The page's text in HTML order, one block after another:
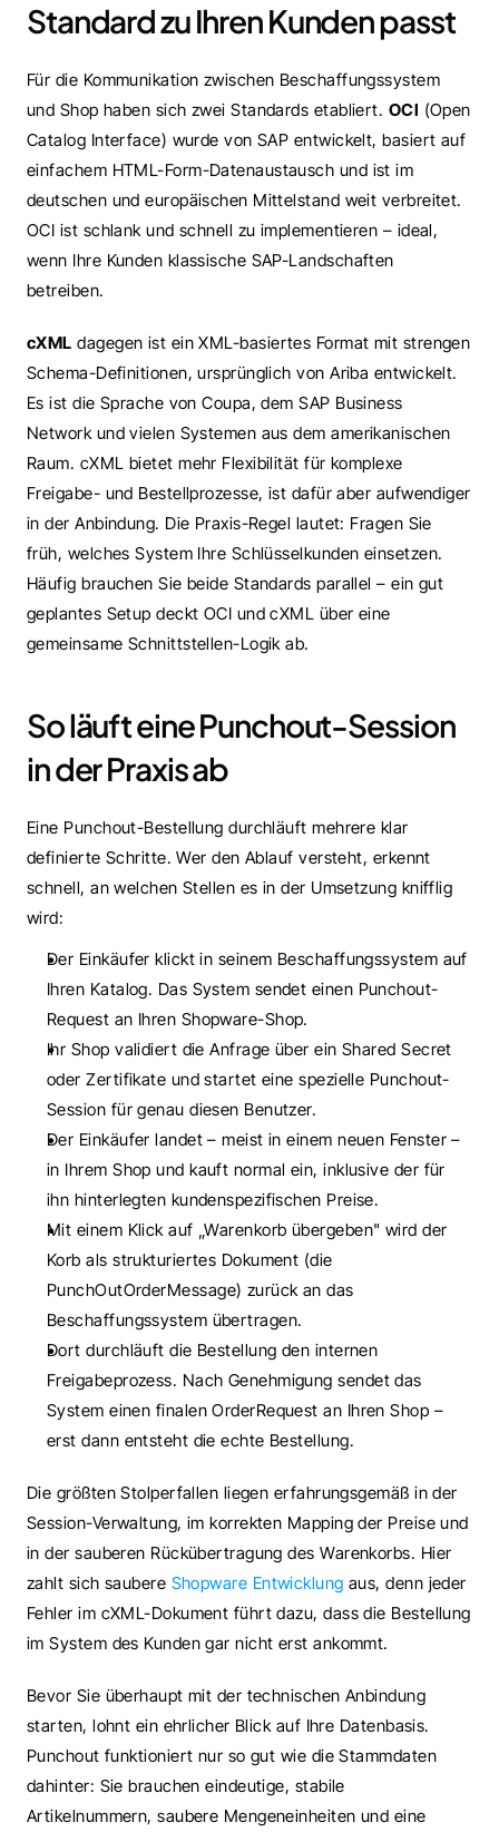
Standard zu Ihren Kunden passt
Für die Kommunikation zwischen Beschaffungssystem
und Shop haben sich zwei Standards etabliert. OCI (Open
Catalog Interface) wurde von SAP entwickelt, basiert auf
einfachem HTML-Form-Datenaustausch und ist im
deutschen und europäischen Mittelstand weit verbreitet.
OCI ist schlank und schnell zu implementieren – ideal,
wenn Ihre Kunden klassische SAP-Landschaften
betreiben.
cXML dagegen ist ein XML-basiertes Format mit strengen
Schema-Definitionen, ursprünglich von Ariba entwickelt.
Es ist die Sprache von Coupa, dem SAP Business
Network und vielen Systemen aus dem amerikanischen
Raum. cXML bietet mehr Flexibilität für komplexe
Freigabe- und Bestellprozesse, ist dafür aber aufwendiger
in der Anbindung. Die Praxis-Regel lautet: Fragen Sie
früh, welches System Ihre Schlüsselkunden einsetzen.
Häufig brauchen Sie beide Standards parallel – ein gut
geplantes Setup deckt OCI und cXML über eine
gemeinsame Schnittstellen-Logik ab.
So läuft eine Punchout-Session
in der Praxis ab
Eine Punchout-Bestellung durchläuft mehrere klar
definierte Schritte. Wer den Ablauf versteht, erkennt
schnell, an welchen Stellen es in der Umsetzung knifflig
wird:
Der Einkäufer klickt in seinem Beschaffungssystem auf
Ihren Katalog. Das System sendet einen Punchout-
Request an Ihren Shopware-Shop.
Ihr Shop validiert die Anfrage über ein Shared Secret
oder Zertifikate und startet eine spezielle Punchout-
Session für genau diesen Benutzer.
Der Einkäufer landet – meist in einem neuen Fenster –
in Ihrem Shop und kauft normal ein, inklusive der für
ihn hinterlegten kundenspezifischen Preise.
Mit einem Klick auf „Warenkorb übergeben" wird der
Korb als strukturiertes Dokument (die
PunchOutOrderMessage) zurück an das
Beschaffungssystem übertragen.
Dort durchläuft die Bestellung den internen
Freigabeprozess. Nach Genehmigung sendet das
System einen finalen OrderRequest an Ihren Shop –
erst dann entsteht die echte Bestellung.
Die größten Stolperfallen liegen erfahrungsgemäß in der
Session-Verwaltung, im korrekten Mapping der Preise und
in der sauberen Rückübertragung des Warenkorbs. Hier
zahlt sich saubere Shopware Entwicklung aus, denn jeder
Fehler im cXML-Dokument führt dazu, dass die Bestellung
im System des Kunden gar nicht erst ankommt.
Bevor Sie überhaupt mit der technischen Anbindung
starten, lohnt ein ehrlicher Blick auf Ihre Datenbasis.
Punchout funktioniert nur so gut wie die Stammdaten
dahinter: Sie brauchen eindeutige, stabile
Artikelnummern, saubere Mengeneinheiten und eine